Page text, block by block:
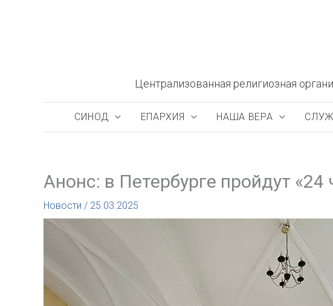
Централизованная религиозная
СИНОД ЕПАРХИЯ НАША ВЕРА
Анонс: в Петербурге пройдут «24
Новости / 25.03.2025